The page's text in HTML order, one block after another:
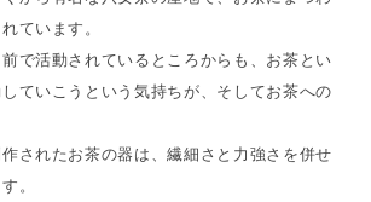
ています。
で活動されているところからも、お茶とい
ていこうという気持ちが、そしてお茶への
されたお茶の器は、繊細さと力強さを併せ
。